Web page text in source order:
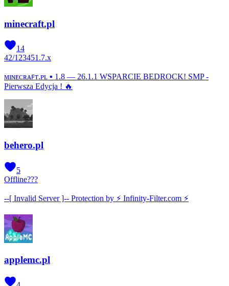
minecraft.pl
14
42/123451.7.x
ᴍɪɴᴇᴄʀᴀꜰᴛ.ᴘʟ ▪ 1.8 — 26.1.1 WSPARCIE BEDROCK! SMP -
Pierwsza Edycja ! 🔥
behero.pl
5
Offline???
--[ Invalid Server ]-- Protection by ⚡ Infinity-Filter.com ⚡
applemc.pl